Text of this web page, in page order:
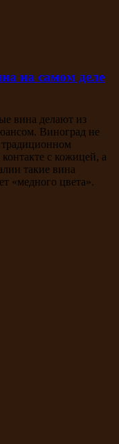
на самом деле
вина делают из
Виноград не
традиционном
с кожицей, а
такие вина
«медного цвета».